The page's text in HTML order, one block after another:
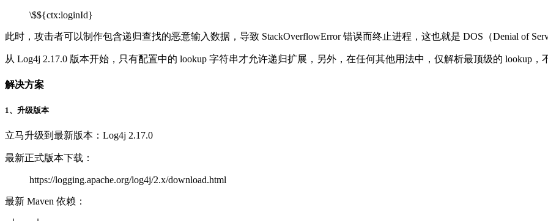
\$${ctx:loginId}
此时，攻击者可以制作包含递归查找的恶意输入数据，导致 StackOverflowError 错误而终止进程，这也就是 DOS（Denial of
从 Log4j 2.17.0 版本开始，只有配置中的 lookup 字符串才允许递归扩展，另外，在任何其他用法中，仅解析最顶级的 lookup，
解决方案
1、升级版本
立马升级到最新版本：Log4j 2.17.0
最新正式版本下载：
https://logging.apache.org/log4j/2.x/download.html
最新 Maven 依赖：